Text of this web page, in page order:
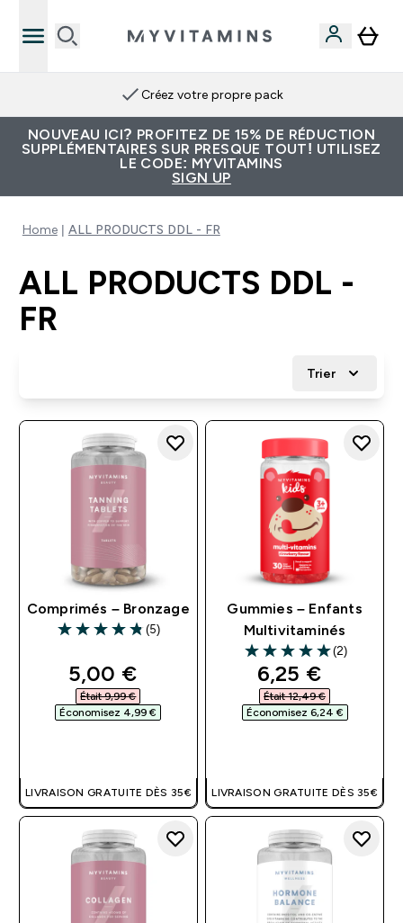
Créez votre propre pack
NOUVEAU ICI? PROFITEZ DE 15% DE RÉDUCTION
SUPPLÉMENTAIRES SUR PRESQUE TOUT! UTILISEZ
LE CODE: MYVITAMINS
SIGN UP
Home ALL PRODUCTS DDL - FR
ALL PRODUCTS DDL -
FR
Trier
Comprimés – Bronzage
4.8 out of 5 stars
(5)
discounted price
5,00 €‎
Était 9,99 €‎
Économisez 4,99 €‎
LIVRAISON GRATUITE DÈS 35€
Gummies – Enfants
Multivitaminés
5 out of 5 stars
(2)
discounted
6,25 €‎
Était 12,49 €‎
Économisez 6,24 €‎
LIVRAISON GRATUITE DÈS 35€